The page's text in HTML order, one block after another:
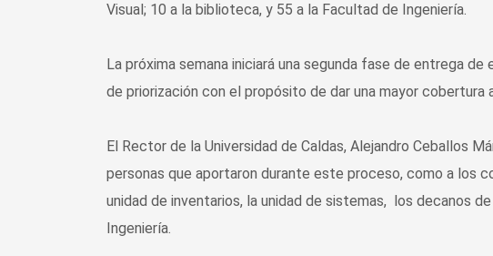
Visual; 10 a la biblioteca, y 55 a la Facultad de Ingeniería.
La próxima semana iniciará una segunda fase de entrega
de priorización con el propósito de dar una mayor
El Rector de la Universidad de Caldas, Alejandro Ceballos
personas que aportaron durante este proceso, como a los
unidad de inventarios, la unidad de sistemas, los decanos
Ingeniería.